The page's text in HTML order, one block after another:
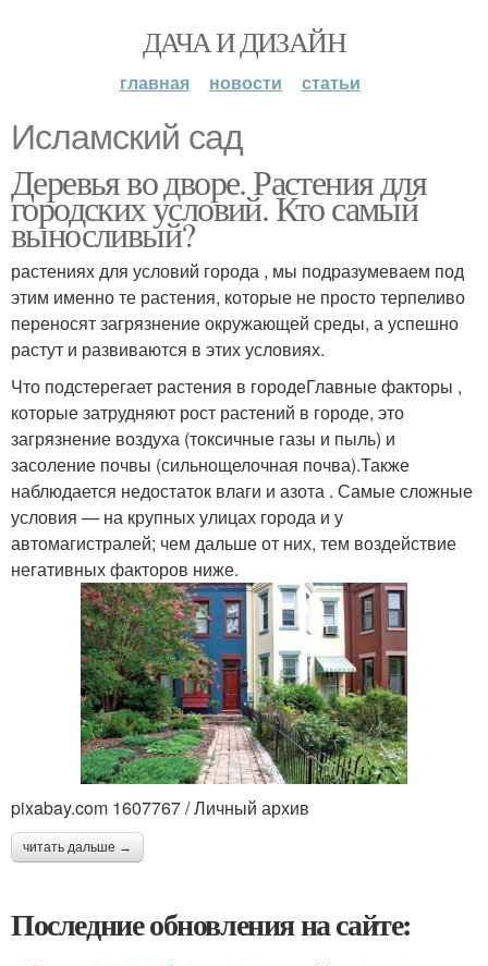
ДАЧА И ДИЗАЙН
главная новости статьи
Исламский сад
Деревья во дворе. Растения для
городских условий. Кто самый
выносливый?
растениях для условий города , мы подразумеваем под
этим именно те растения, которые не просто терпеливо
переносят загрязнение окружающей среды, а успешно
растут и развиваются в этих условиях.
Что подстерегает растения в городеГлавные факторы ,
которые затрудняют рост растений в городе, это
загрязнение воздуха (токсичные газы и пыль) и
засоление почвы (сильнощелочная почва).Также
наблюдается недостаток влаги и азота . Самые сложные
условия — на крупных улицах города и у
автомагистралей; чем дальше от них, тем воздействие
негативных факторов ниже.
pixabay.com 1607767 / Личный архив
читать дальше →
Последние обновления на сайте: